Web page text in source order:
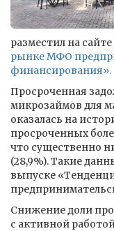
разместил на
рынке МФО
финансирования».
Просроченная
микрозаймов для
оказалась на
просроченных
что существенно
(28,9%). Такие
выпуске
Снижение доли
с активной